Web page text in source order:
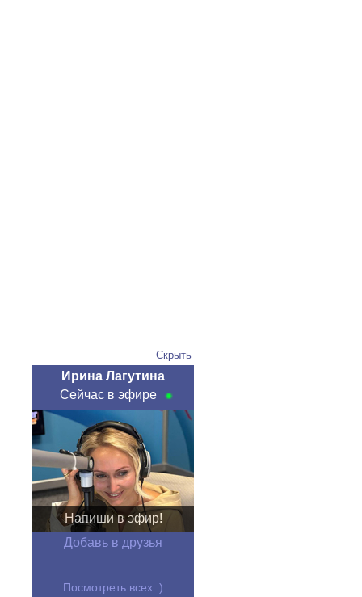
Скрыть
Ирина Лагутина
Сейчас в эфире
Напиши в эфир!
Добавь в друзья
Посмотреть всех :)